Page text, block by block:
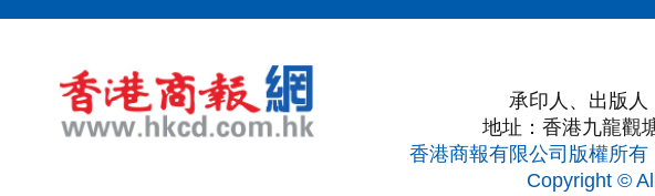
承印人、出版人
地址：香港九龍觀
香港商報有限公司版權所有
Copyright ©